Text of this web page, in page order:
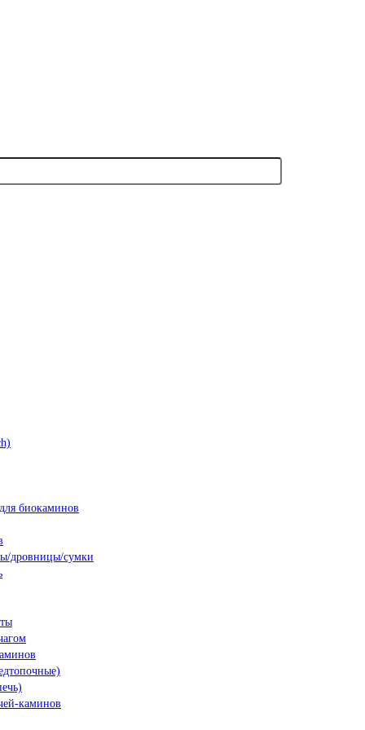
биокаминов
дровницы/сумки
каминов